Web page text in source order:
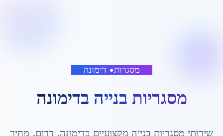
מסגרות• דימונה
מסגריות בנייה בדימונה
שירותי מסגריות בנייה מקצועיים בדימונה, דרום. מחיר